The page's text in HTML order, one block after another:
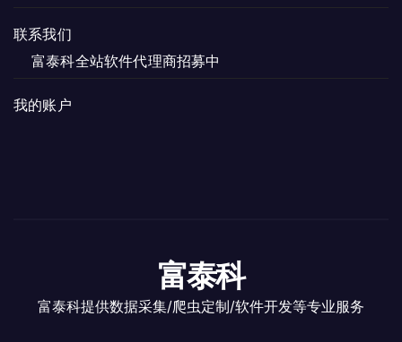
联系我们
富泰科全站软件代理商招募中
我的账户
富泰科
富泰科提供数据采集/爬虫定制/软件开发等专业服务